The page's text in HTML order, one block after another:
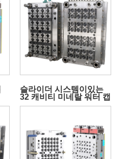
슬라이더 시스템이있는
32 캐비티 미네랄 워터 캡
몰드